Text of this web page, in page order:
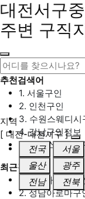
대전서구
주변 구직
추천검색어
1. 서울구인
2. 인천구인
3. 수원스웨디시
4. 강남구인정보
5. 동탄스웨디시
최근검색어
1. 일산마사지구
2. 성남아로마구
지역
[ 대전-대전서구 ]
전국
서울
울산
광주
전남
전북